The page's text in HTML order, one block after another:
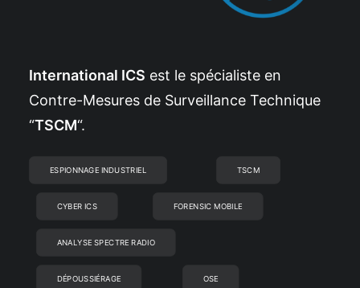
International ICS est le spécialiste en
Contre-Mesures de Surveillance Technique
“TSCM“.
ESPIONNAGE INDUSTRIEL TSCM
CYBER ICS FORENSIC MOBILE
ANALYSE SPECTRE RADIO
DÉPOUSSIÉRAGE OSE